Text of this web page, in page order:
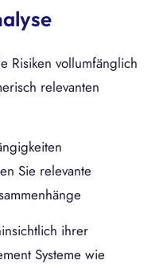
Risiken vollumfänglich
relevanten
Sie relevante
ihrer
Systeme wie